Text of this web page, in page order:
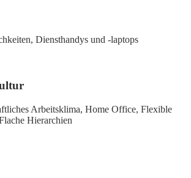
Diensthandys und -laptops
Arbeitsklima, Home Office, Flexible
Hierarchien